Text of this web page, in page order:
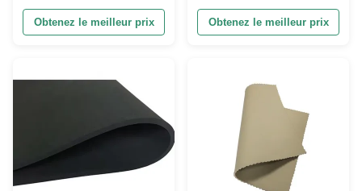
pour diverses applications.
Fabriqué à partir de néoprène
de haute qualité, ce produit offre
choix idéal pour les projets
nécessitant une rétention de
Obtenez le meilleur prix
un tissu polyvalent
indispensable pour tout projet
nécessitant durabilité,
douceur et fermeté, ce qui le
rend idéal pour un ...
Obtenez le meilleur prix